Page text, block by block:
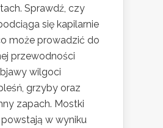
Sprawdź, czy
się kapilarnie
może prowadzić do
przewodności
wilgoci
grzyby oraz
zapach. Mostki
w wyniku